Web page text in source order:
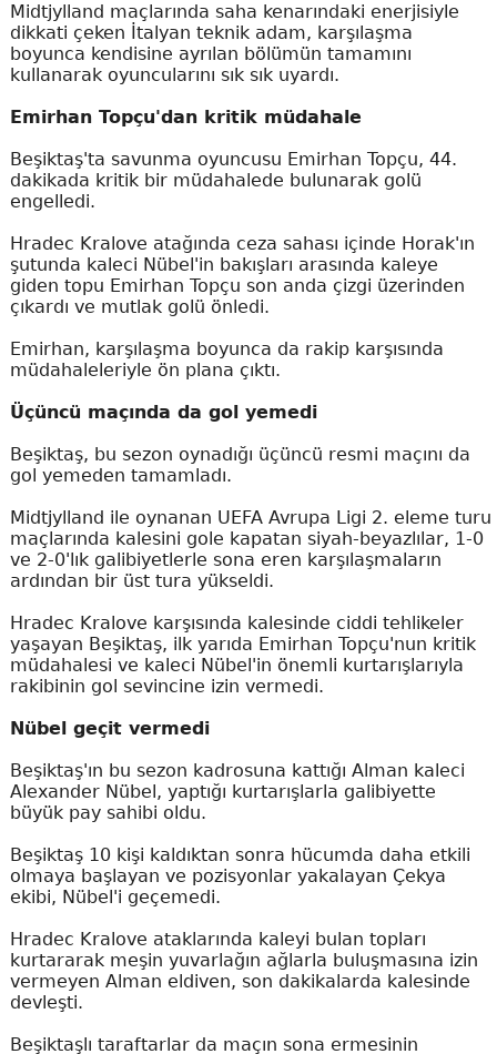
Midtjylland maçlarında saha kenarındaki enerjisiyle
dikkati çeken İtalyan teknik adam, karşılaşma
boyunca kendisine ayrılan bölümün tamamını
kullanarak oyuncularını sık sık uyardı.
Emirhan Topçu'dan kritik müdahale
Beşiktaş'ta savunma oyuncusu Emirhan Topçu, 44.
dakikada kritik bir müdahalede bulunarak golü
engelledi.
Hradec Kralove atağında ceza sahası içinde Horak'ın
şutunda kaleci Nübel'in bakışları arasında kaleye
giden topu Emirhan Topçu son anda çizgi üzerinden
çıkardı ve mutlak golü önledi.
Emirhan, karşılaşma boyunca da rakip karşısında
müdahaleleriyle ön plana çıktı.
Üçüncü maçında da gol yemedi
Beşiktaş, bu sezon oynadığı üçüncü resmi maçını da
gol yemeden tamamladı.
Midtjylland ile oynanan UEFA Avrupa Ligi 2. eleme turu
maçlarında kalesini gole kapatan siyah-beyazlılar, 1-0
ve 2-0'lık galibiyetlerle sona eren karşılaşmaların
ardından bir üst tura yükseldi.
Hradec Kralove karşısında kalesinde ciddi tehlikeler
yaşayan Beşiktaş, ilk yarıda Emirhan Topçu'nun kritik
müdahalesi ve kaleci Nübel'in önemli kurtarışlarıyla
rakibinin gol sevincine izin vermedi.
Nübel geçit vermedi
Beşiktaş'ın bu sezon kadrosuna kattığı Alman kaleci
Alexander Nübel, yaptığı kurtarışlarla galibiyette
büyük pay sahibi oldu.
Beşiktaş 10 kişi kaldıktan sonra hücumda daha etkili
olmaya başlayan ve pozisyonlar yakalayan Çekya
ekibi, Nübel'i geçemedi.
Hradec Kralove ataklarında kaleyi bulan topları
kurtararak meşin yuvarlağın ağlarla buluşmasına izin
vermeyen Alman eldiven, son dakikalarda kalesinde
devleşti.
Beşiktaşlı taraftarlar da maçın sona ermesinin